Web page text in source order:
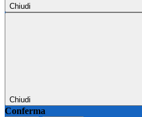
Chiudi
Chiudi
Conferma